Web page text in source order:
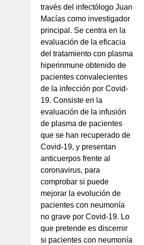
través del infectólogo Juan
Macías como investigador
principal. Se centra en la
evaluación de la eficacia
del tratamiento con plasma
hiperinmune obtenido de
pacientes convalecientes
de la infección por Covid-
19. Consiste en la
evaluación de la infusión
de plasma de pacientes
que se han recuperado de
Covid-19, y presentan
anticuerpos frente al
coronavirus, para
comprobar si puede
mejorar la evolución de
pacientes con neumonía
no grave por Covid-19. Lo
que pretende es discernir
si pacientes con neumonía